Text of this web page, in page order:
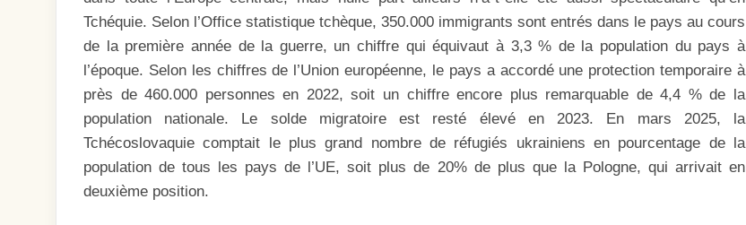
Tchéquie. Selon l’Office statistique tchèque, 350.000 immigrants sont entrés dans le pays au cours
de la première année de la guerre, un chiffre qui équivaut à 3,3 % de la population du pays à
l’époque. Selon les chiffres de l’Union européenne, le pays a accordé une protection temporaire à
près de 460.000 personnes en 2022, soit un chiffre encore plus remarquable de 4,4 % de la
population nationale. Le solde migratoire est resté élevé en 2023. En mars 2025, la
Tchécoslovaquie comptait le plus grand nombre de réfugiés ukrainiens en pourcentage de la
population de tous les pays de l’UE, soit plus de 20% de plus que la Pologne, qui arrivait en
deuxième position.